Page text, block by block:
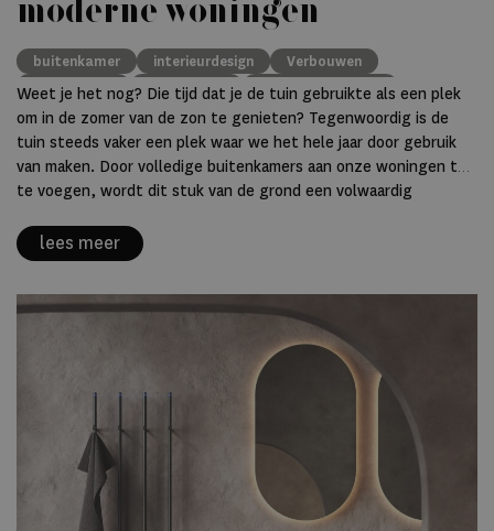
moderne woningen
buitenkamer interieurdesign
Verbouwen
woontrends
buitenleven luxe buitenruimte
Weet je het nog? Die tijd dat je de tuin gebruikte als een plek
om in de zomer van de zon te genieten? Tegenwoordig is de
tuin steeds vaker een plek waar we het hele jaar door gebruik
van maken. Door volledige buitenkamers aan onze woningen toe
te voegen, wordt dit stuk van de grond een volwaardig
lees meer